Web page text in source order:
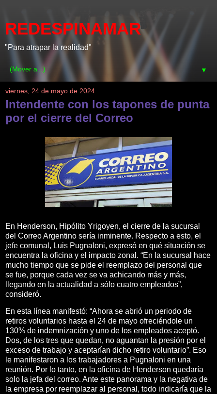
REDESPINAMAR
"Para atrapar la realidad"
▼
viernes, 24 de mayo de 2024
Intendente con los tapones de punta
por el cierre del Correo
En Henderson, Hipólito Yrigoyen, el cierre de la sucursal
del Correo Argentino sería inminente. Respecto a esto, el
jefe comunal, Luis Pugnaloni, expresó en qué situación se
encuentra la oficina y el impacto zonal. “En la sucursal hace
mucho tiempo que se pide el reemplazo del personal que
se fue, porque cada vez se va achicando más y más,
llegando en la actualidad a sólo cuatro empleados”,
consideró.
En esta línea manifestó: “Ahora se abrió un periodo de
retiros voluntarios hasta el 24 de mayo ofreciéndole un
130% de indemnización y uno de los empleados aceptó.
Dos, de los tres que quedan, no aguantan la presión por el
exceso de trabajo y aceptarían dicho retiro voluntario”. Eso
le manifestaron a los trabajadores a Pugnaloni en una
reunión. Por lo tanto, en la oficina de Henderson quedaría
solo la jefa del correo. Ante este panorama y la negativa de
la empresa por reemplazar al personal, todo indicaría que la